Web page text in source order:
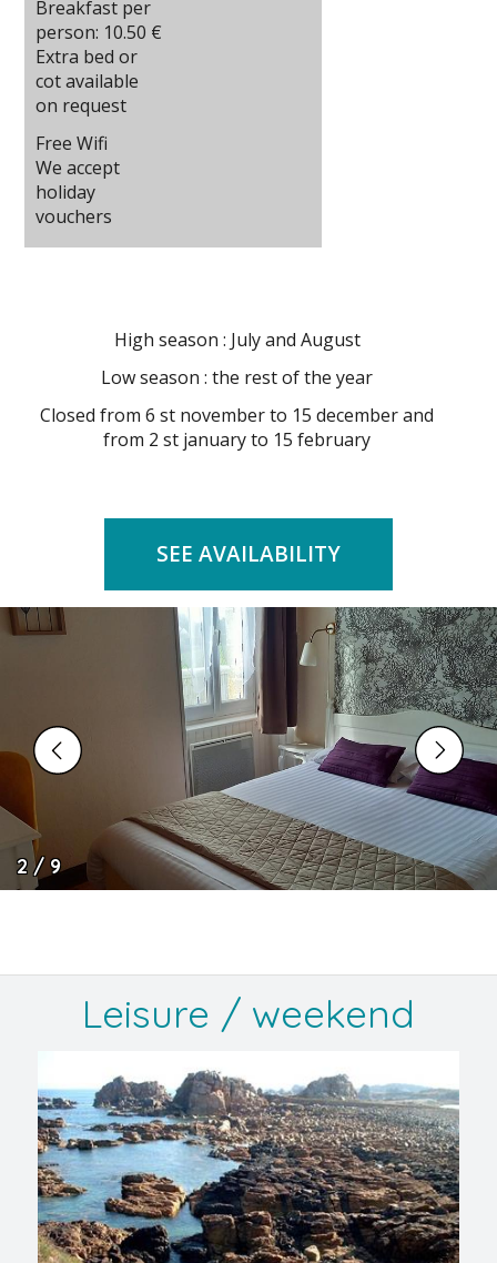
Breakfast per
person: 10.50 €
Extra bed or
cot available
on request
Free Wifi
We accept
holiday
vouchers
High season : July and August
Low season : the rest of the year
Closed from 6 st november to 15 december and
from 2 st january to 15 february
SEE AVAILABILITY
2 / 9
Leisure / weekend